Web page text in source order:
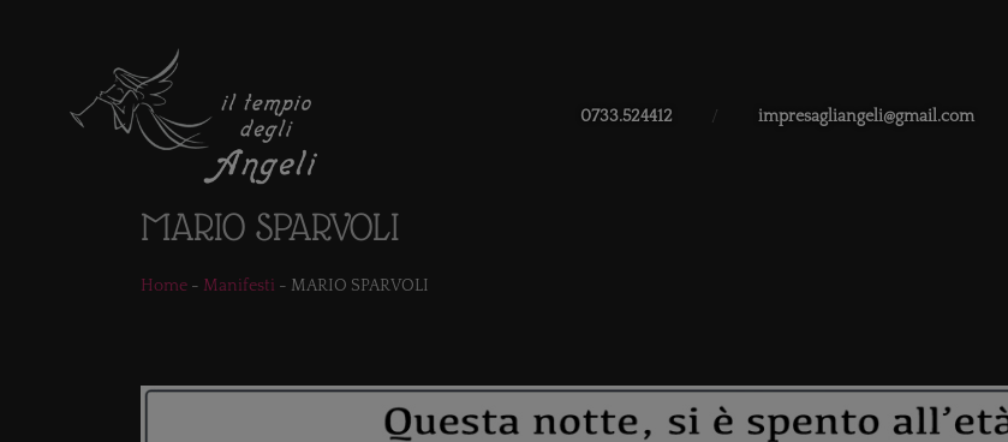
0733.524412 / impresagliangeli@gmail.com
MARIO SPARVOLI
Home - Manifesti - MARIO SPARVOLI